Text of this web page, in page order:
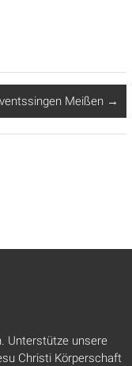
Meißen →
Unterstütze unsere
Christi Körperschaft